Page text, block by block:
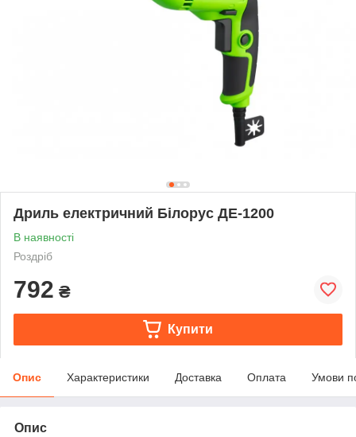
Дриль електричний Білорус ДЕ-1200
В наявності
Роздріб
792 ₴
Купити
Опис Характеристики Доставка Оплата Умови
Опис